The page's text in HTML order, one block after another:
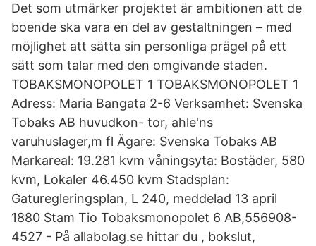
Det som utmärker projektet är ambitionen att de
boende ska vara en del av gestaltningen – med
möjlighet att sätta sin personliga prägel på ett
sätt som talar med den omgivande staden.
TOBAKSMONOPOLET 1 TOBAKSMONOPOLET 1
Adress: Maria Bangata 2-6 Verksamhet: Svenska
Tobaks AB huvudkon- tor, ahle'ns
varuhuslager,m fl Ägare: Svenska Tobaks AB
Markareal: 19.281 kvm våningsyta: Bostäder, 580
kvm, Lokaler 46.450 kvm Stadsplan:
Gaturegleringsplan, L 240, meddelad 13 april
1880 Stam Tio Tobaksmonopolet 6 AB,556908-
4527 - På allabolag.se hittar du , bokslut,